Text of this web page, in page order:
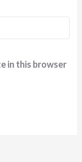
in this browser